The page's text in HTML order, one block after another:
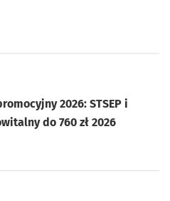
2026: STSEP i
do 760 zł 2026